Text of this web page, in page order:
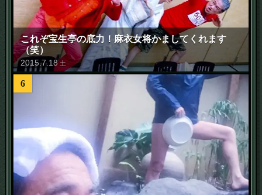
これぞ宝生亭の底力！麻衣女将かましてくれます
（笑）
2015.7. 18 土
6